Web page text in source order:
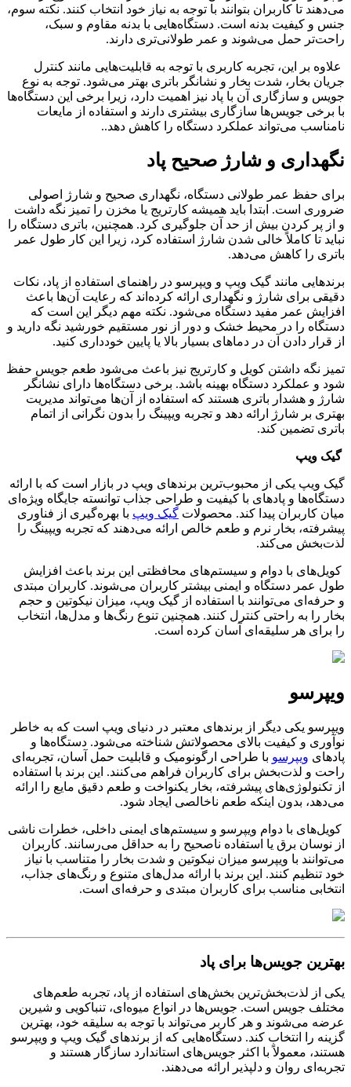
می‌دهند تا کاربران بتوانند با توجه به نیاز خود انتخاب کنند. نکته سوم،
جنس و کیفیت بدنه است. دستگاه‌هایی با بدنه مقاوم و سبک،
راحت‌تر حمل می‌شوند و عمر طولانی‌تری دارند.
علاوه بر این، تجربه کاربری با توجه به قابلیت‌هایی مانند کنترل
جریان بخار، شدت بخار و نشانگر باتری بهتر می‌شود. توجه به نوع
جویس و سازگاری آن با پاد نیز اهمیت دارد، زیرا برخی این دستگاه‌ها
با برخی جویس‌ها سازگاری بیشتری دارند و استفاده از مایعات
نامناسب می‌تواند عملکرد دستگاه را کاهش دهد..
نگهداری و شارژ صحیح پاد
برای حفظ عمر طولانی دستگاه، نگهداری صحیح و شارژ اصولی
ضروری است. ابتدا باید همیشه کارتریج یا مخزن را تمیز نگه داشت
و از پر کردن بیش از حد آن جلوگیری کرد. همچنین، باتری دستگاه را
نباید تا کاملاً خالی شدن شارژ استفاده کرد، زیرا این کار طول عمر
باتری را کاهش می‌دهد.
برندهایی مانند گیک ویپ و ویپرسو در راهنمای استفاده از پاد، نکات
دقیقی برای شارژ و نگهداری ارائه کرده‌اند که رعایت آن‌ها باعث
افزایش عمر مفید دستگاه می‌شود. نکته مهم دیگر این است که
دستگاه را در محیط خشک و دور از نور مستقیم خورشید نگه دارید و
از قرار دادن آن در دماهای بسیار بالا یا پایین خودداری کنید.
تمیز نگه داشتن کویل و کارتریج نیز باعث می‌شود طعم جویس حفظ
شود و عملکرد دستگاه بهینه باشد. برخی دستگاه‌ها دارای نشانگر
شارژ و هشدار باتری هستند که استفاده از آن‌ها می‌تواند مدیریت
بهتری بر شارژ ارائه دهد و تجربه ویپینگ را بدون نگرانی از اتمام
باتری تضمین کند.
گیک ویپ
گیک ویپ یکی از محبوب‌ترین برندهای ویپ در بازار است که با ارائه
دستگاه‌ها و پادهای با کیفیت و طراحی جذاب توانسته جایگاه ویژه‌ای
میان کاربران پیدا کند. محصولات گیک ویپ با بهره‌گیری از فناوری
پیشرفته، بخار نرم و طعم خالص ارائه می‌دهند که تجربه ویپینگ را
لذت‌بخش می‌کند.
کویل‌های با دوام و سیستم‌های محافظتی این برند باعث افزایش
طول عمر دستگاه و ایمنی بیشتر کاربران می‌شوند. کاربران مبتدی
و حرفه‌ای می‌توانند با استفاده از گیک ویپ، میزان نیکوتین و حجم
بخار را به راحتی کنترل کنند. همچنین تنوع رنگ‌ها و مدل‌ها، انتخاب
را برای هر سلیقه‌ای آسان کرده است.
ویپرسو
ویپرسو یکی دیگر از برندهای معتبر در دنیای ویپ است که به خاطر
نوآوری و کیفیت بالای محصولاتش شناخته می‌شود. دستگاه‌ها و
پادهای ویپرسو با طراحی ارگونومیک و قابلیت حمل آسان، تجربه‌ای
راحت و لذت‌بخش برای کاربران فراهم می‌کنند. این برند با استفاده
از تکنولوژی‌های پیشرفته، بخار یکنواخت و طعم دقیق مایع را ارائه
می‌دهد، بدون اینکه طعم ناخالصی ایجاد شود.
کویل‌های با دوام ویپرسو و سیستم‌های ایمنی داخلی، خطرات ناشی
از نوسان برق یا استفاده ناصحیح را به حداقل می‌رسانند. کاربران
می‌توانند با ویپرسو میزان نیکوتین و شدت بخار را متناسب با نیاز
خود تنظیم کنند. این برند با ارائه مدل‌های متنوع و رنگ‌های جذاب،
انتخابی مناسب برای کاربران مبتدی و حرفه‌ای است.
بهترین جویس‌ها برای پاد
یکی از لذت‌بخش‌ترین بخش‌های استفاده از پاد، تجربه طعم‌های
مختلف جویس است. جویس‌ها در انواع میوه‌ای، تنباکویی و شیرین
عرضه می‌شوند و هر کاربر می‌تواند با توجه به سلیقه خود، بهترین
گزینه را انتخاب کند. دستگاه‌هایی که از برندهای گیک ویپ و ویپرسو
هستند، معمولاً با اکثر جویس‌های استاندارد سازگار هستند و
تجربه‌ای روان و دلپذیر ارائه می‌دهند.